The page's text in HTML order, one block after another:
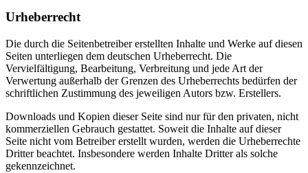
Urheberrecht
Die durch die Seitenbetreiber erstellten Inhalte und Werke auf diesen
Seiten unterliegen dem deutschen Urheberrecht. Die
Vervielfältigung, Bearbeitung, Verbreitung und jede Art der
Verwertung außerhalb der Grenzen des Urheberrechts bedürfen der
schriftlichen Zustimmung des jeweiligen Autors bzw. Erstellers.
Downloads und Kopien dieser Seite sind nur für den privaten, nicht
kommerziellen Gebrauch gestattet. Soweit die Inhalte auf dieser
Seite nicht vom Betreiber erstellt wurden, werden die Urheberrechte
Dritter beachtet. Insbesondere werden Inhalte Dritter als solche
gekennzeichnet.